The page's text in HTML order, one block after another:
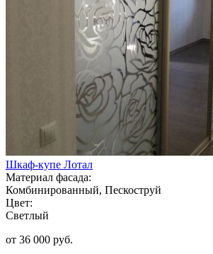
Шкаф-купе Лотал
Материал фасада:
Комбинированный, Пескоструй
Цвет:
Светлый
от 36 000 руб.